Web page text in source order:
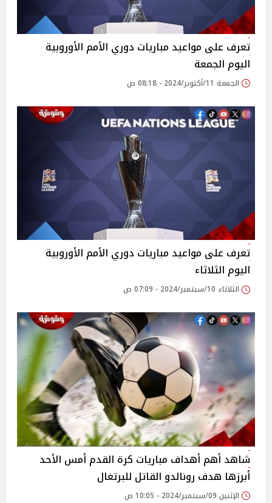
تعرف على مواعيد مباريات دوري الأمم الأوروبية
اليوم الجمعة
الجمعة 11/أكتوبر/2024 - 08:18 ص
تعرف على مواعيد مباريات دوري الأمم الأوروبية
اليوم الثلاثاء
الثلاثاء 10/سبتمبر/2024 - 07:09 ص
شاهد أهم أهداف مباريات كرة القدم أمس الأحد
أبرزها هدف رونالدو القاتل للبرتغال
الإثنين 09/سبتمبر/2024 - 10:05 ص